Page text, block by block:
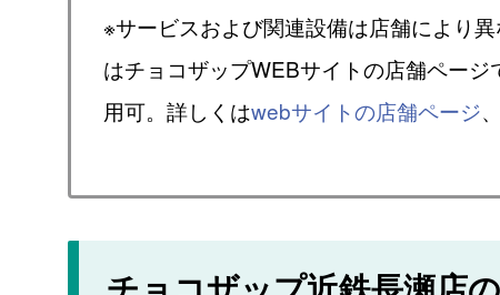
※サービスおよび関連設備は店舗により
はチョコザップWEBサイトの店舗ペー
用可。詳しくはwebサイトの店舗ページ、